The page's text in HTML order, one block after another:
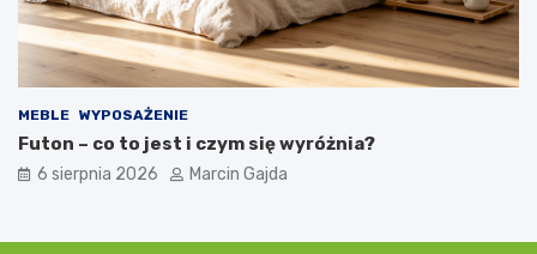
MEBLE WYPOSAŻENIE
Futon – co to jest i czym się wyróżnia?
6 sierpnia 2026 Marcin Gajda